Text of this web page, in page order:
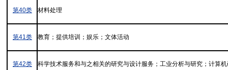
第40类 材料处理
第41类 教育；提供培训；娱乐；文体活动
第42类 科学技术服务和与之相关的研究与设计服务；工业分析与研究；计算